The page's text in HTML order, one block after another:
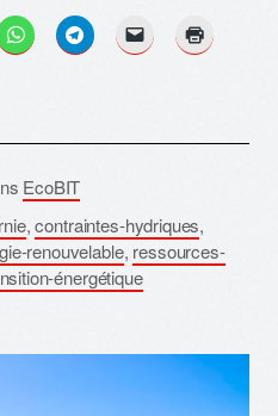
EcoBIT
,contraintes-hydriques,
renouvelable, ressources-
énergétique